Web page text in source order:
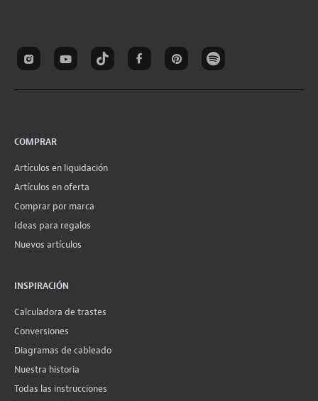
COMPRAR
Artículos en liquidación
Artículos en oferta
Comprar por marca
Ideas para regalos
Nuevos artículos
INSPIRACIÓN
Calculadora de trastes
Conversiones
Diagramas de cableado
Nuestra historia
Todas las instrucciones